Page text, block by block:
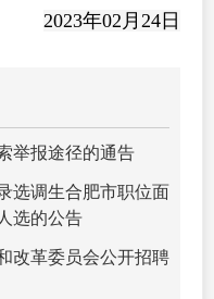
2023年02月24日
举报途径的通告
选调生合肥市职位面
选的公告
改革委员会公开招聘